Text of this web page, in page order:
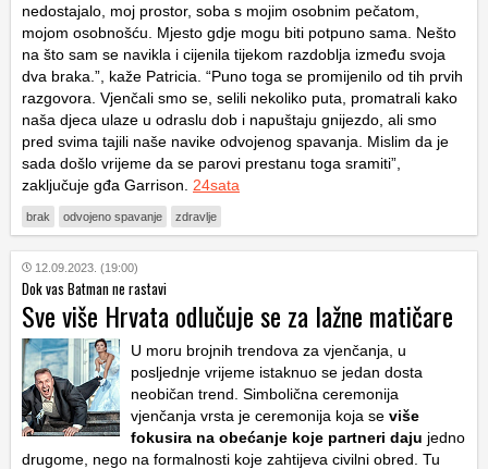
nedostajalo, moj prostor, soba s mojim osobnim pečatom,
mojom osobnošću. Mjesto gdje mogu biti potpuno sama. Nešto
na što sam se navikla i cijenila tijekom razdoblja između svoja
dva braka.”, kaže Patricia. “Puno toga se promijenilo od tih prvih
razgovora. Vjenčali smo se, selili nekoliko puta, promatrali kako
naša djeca ulaze u odraslu dob i napuštaju gnijezdo, ali smo
pred svima tajili naše navike odvojenog spavanja. Mislim da je
sada došlo vrijeme da se parovi prestanu toga sramiti”,
zaključuje gđa Garrison. 24sata
brak odvojeno spavanje zdravlje
12.09.2023. (19:00)
Dok vas Batman ne rastavi
Sve više Hrvata odlučuje se za lažne matičare
U moru brojnih trendova za vjenčanja, u
posljednje vrijeme istaknuo se jedan dosta
neobičan trend. Simbolična ceremonija
vjenčanja vrsta je ceremonija koja se više
fokusira na obećanje koje partneri daju jedno
drugome, nego na formalnosti koje zahtijeva civilni obred. Tu